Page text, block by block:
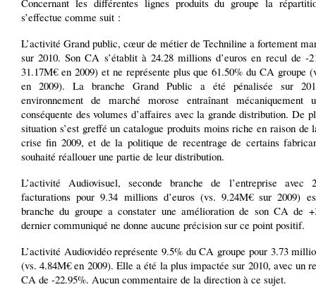
Concernant les différentes lignes produits du groupe la
s’effectue comme suit :
L’activité Grand public, cœur de métier de Techniline a fortement
sur 2010. Son CA s’établit à 24.28 millions d’euros en recul de -
31.17M€ en 2009) et ne représente plus que 61.50% du CA groupe
en 2009). La branche Grand Public a été pénalisée sur
environnement de marché morose entraînant mécaniquement
conséquente des volumes d’affaires avec la grande distribution. De
situation s’est greffé un catalogue produits moins riche en raison de
crise fin 2009, et de la politique de recentrage de certains
souhaité réallouer une partie de leur distribution.
L’activité Audiovisuel, seconde branche de l’entreprise avec
facturations pour 9.34 millions d’euros (vs. 9.24M€ sur 2009)
branche du groupe a constater une amélioration de son CA de
dernier communiqué ne donne aucune précision sur ce point positif.
L’activité Audiovidéo représente 9.5% du CA groupe pour 3.73
(vs. 4.84M€ en 2009). Elle a été la plus impactée sur 2010, avec un
CA de -22.95%. Aucun commentaire de la direction à ce sujet.